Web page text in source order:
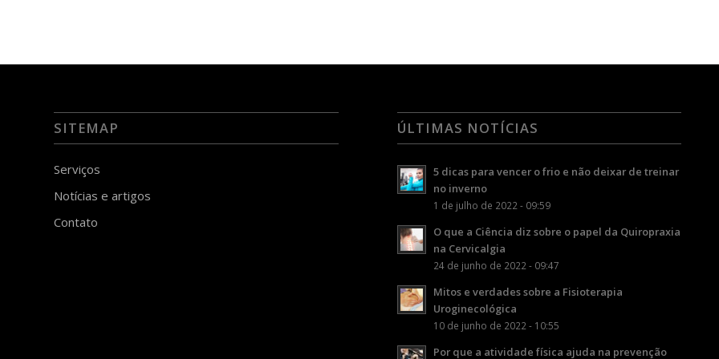
SITEMAP
Serviços
Notícias e artigos
Contato
ÚLTIMAS NOTÍCIAS
5 dicas para vencer o frio e não deixar de treinar
no inverno
1 de julho de 2022 - 09:59
O que a Ciência diz sobre o papel da Quiropraxia
na Cervicalgia
24 de junho de 2022 - 09:47
Mitos e verdades sobre a Fisioterapia
Uroginecológica
10 de junho de 2022 - 10:55
Por que a atividade física ajuda na prevenção